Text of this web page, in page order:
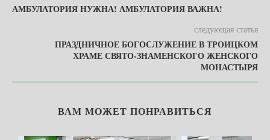
АМБУЛАТОРИЯ НУЖНА! АМБУЛАТОРИЯ ВАЖНА!
следующая статья
ПРАЗДНИЧНОЕ БОГОСЛУЖЕНИЕ В ТРОИЦКОМ
ХРАМЕ СВЯТО-ЗНАМЕНСКОГО ЖЕНСКОГО
МОНАСТЫРЯ
ВАМ МОЖЕТ ПОНРАВИТЬСЯ